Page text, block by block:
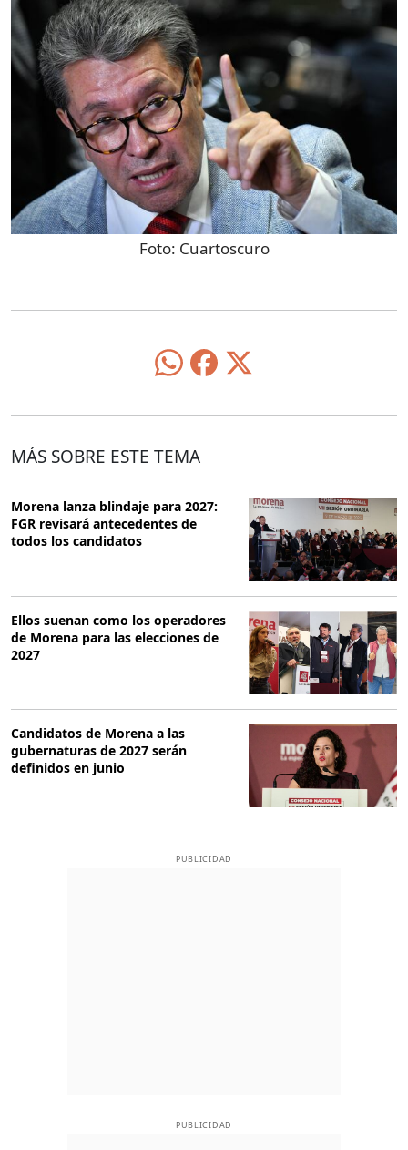
Foto: Cuartoscuro
MÁS SOBRE ESTE TEMA
Morena lanza blindaje para 2027:
FGR revisará antecedentes de
todos los candidatos
Ellos suenan como los operadores
de Morena para las elecciones de
2027
Candidatos de Morena a las
gubernaturas de 2027 serán
definidos en junio
PUBLICIDAD
PUBLICIDAD